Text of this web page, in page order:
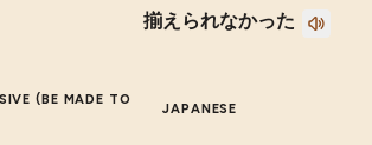
揃えられなかった
(BE MADE TO
JAPANESE